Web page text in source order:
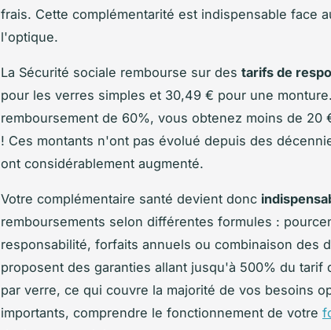
frais. Cette complémentarité est indispensable face
l'optique.
La Sécurité sociale rembourse sur des tarifs de
pour les verres simples et 30,49 € pour une
remboursement de 60%, vous obtenez moins de 20
! Ces montants n'ont pas évolué depuis des
ont considérablement augmenté.
Votre complémentaire santé devient donc
remboursements selon différentes formules :
responsabilité, forfaits annuels ou combinaison des
proposent des garanties allant jusqu'à 500% du tarif
par verre, ce qui couvre la majorité de vos besoins
importants, comprendre le fonctionnement de votre